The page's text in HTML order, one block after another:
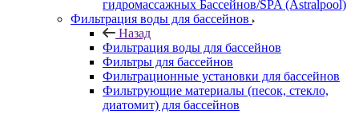
гидромассажных Бассейнов/SPA (Astralpool)
Фильтрация воды для бассейнов
Назад
Фильтрация воды для бассейнов
Фильтры для бассейнов
Фильтрационные установки для бассейнов
Фильтрующие материалы (песок, стекло,
диатомит) для бассейнов